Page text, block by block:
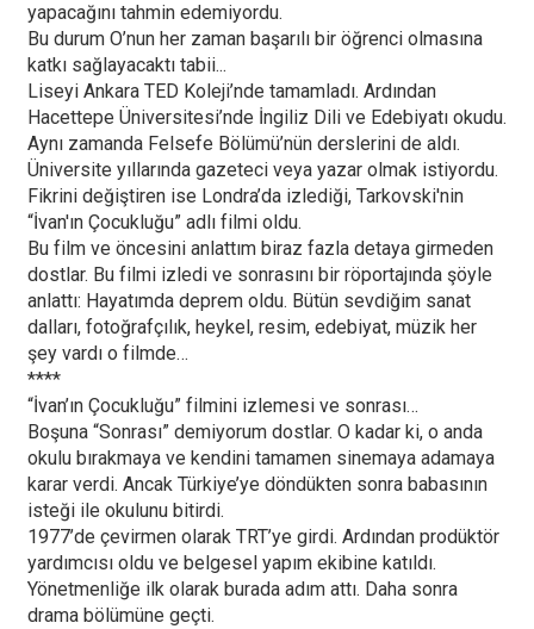
yapacağını tahmin edemiyordu.
Bu durum O’nun her zaman başarılı bir öğrenci olmasına
katkı sağlayacaktı tabii...
Liseyi Ankara TED Koleji’nde tamamladı. Ardından
Hacettepe Üniversitesi’nde İngiliz Dili ve Edebiyatı okudu.
Aynı zamanda Felsefe Bölümü’nün derslerini de aldı.
Üniversite yıllarında gazeteci veya yazar olmak istiyordu.
Fikrini değiştiren ise Londra’da izlediği, Tarkovski'nin
“İvan'ın Çocukluğu” adlı filmi oldu.
Bu film ve öncesini anlattım biraz fazla detaya girmeden
dostlar. Bu filmi izledi ve sonrasını bir röportajında şöyle
anlattı: Hayatımda deprem oldu. Bütün sevdiğim sanat
dalları, fotoğrafçılık, heykel, resim, edebiyat, müzik her
şey vardı o filmde…
****
“İvan’ın Çocukluğu” filmini izlemesi ve sonrası…
Boşuna “Sonrası” demiyorum dostlar. O kadar ki, o anda
okulu bırakmaya ve kendini tamamen sinemaya adamaya
karar verdi. Ancak Türkiye’ye döndükten sonra babasının
isteği ile okulunu bitirdi.
1977’de çevirmen olarak TRT’ye girdi. Ardından prodüktör
yardımcısı oldu ve belgesel yapım ekibine katıldı.
Yönetmenliğe ilk olarak burada adım attı. Daha sonra
drama bölümüne geçti.